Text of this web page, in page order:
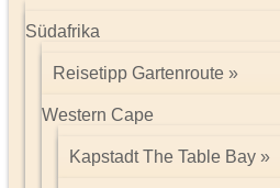
Südafrika
Reisetipp Gartenroute
Western Cape
Kapstadt The Table Bay